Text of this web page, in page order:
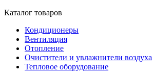
Каталог товаров
Кондиционеры
Вентиляция
Отопление
Очистители и увлажнители воздуха
Тепловое оборудование